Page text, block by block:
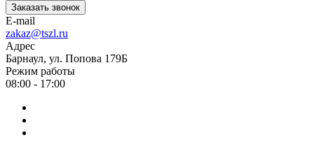
Заказать звонок
E-mail
zakaz@tszl.ru
Адрес
Барнаул, ул. Попова 179Б
Режим работы
08:00 - 17:00